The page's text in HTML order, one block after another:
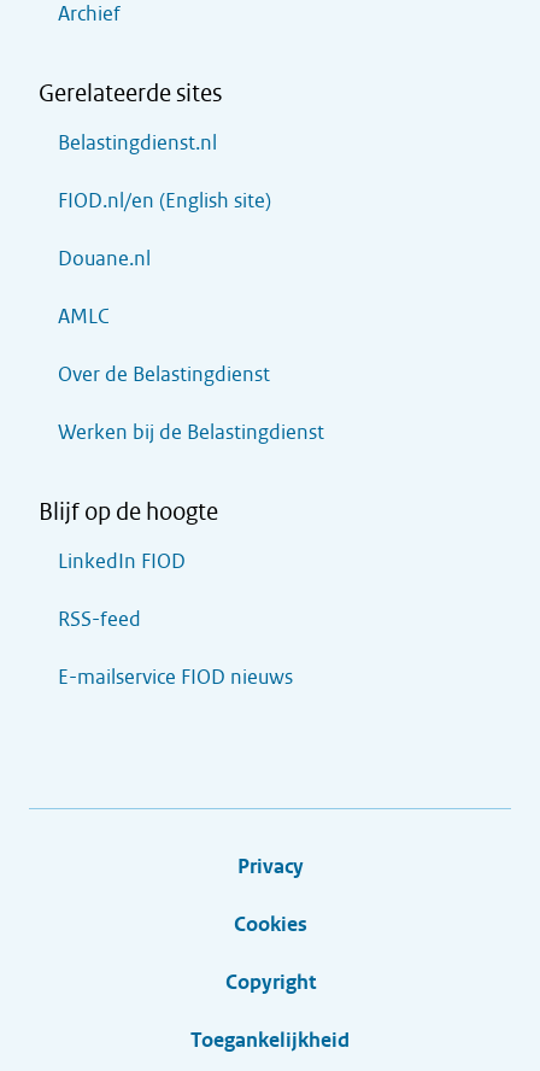
Archief
Gerelateerde sites
Belastingdienst.nl
FIOD.nl/en (English site)
Douane.nl
AMLC
Over de Belastingdienst
Werken bij de Belastingdienst
Blijf op de hoogte
LinkedIn FIOD
RSS-feed
E-mailservice FIOD nieuws
Privacy
Cookies
Copyright
Toegankelijkheid